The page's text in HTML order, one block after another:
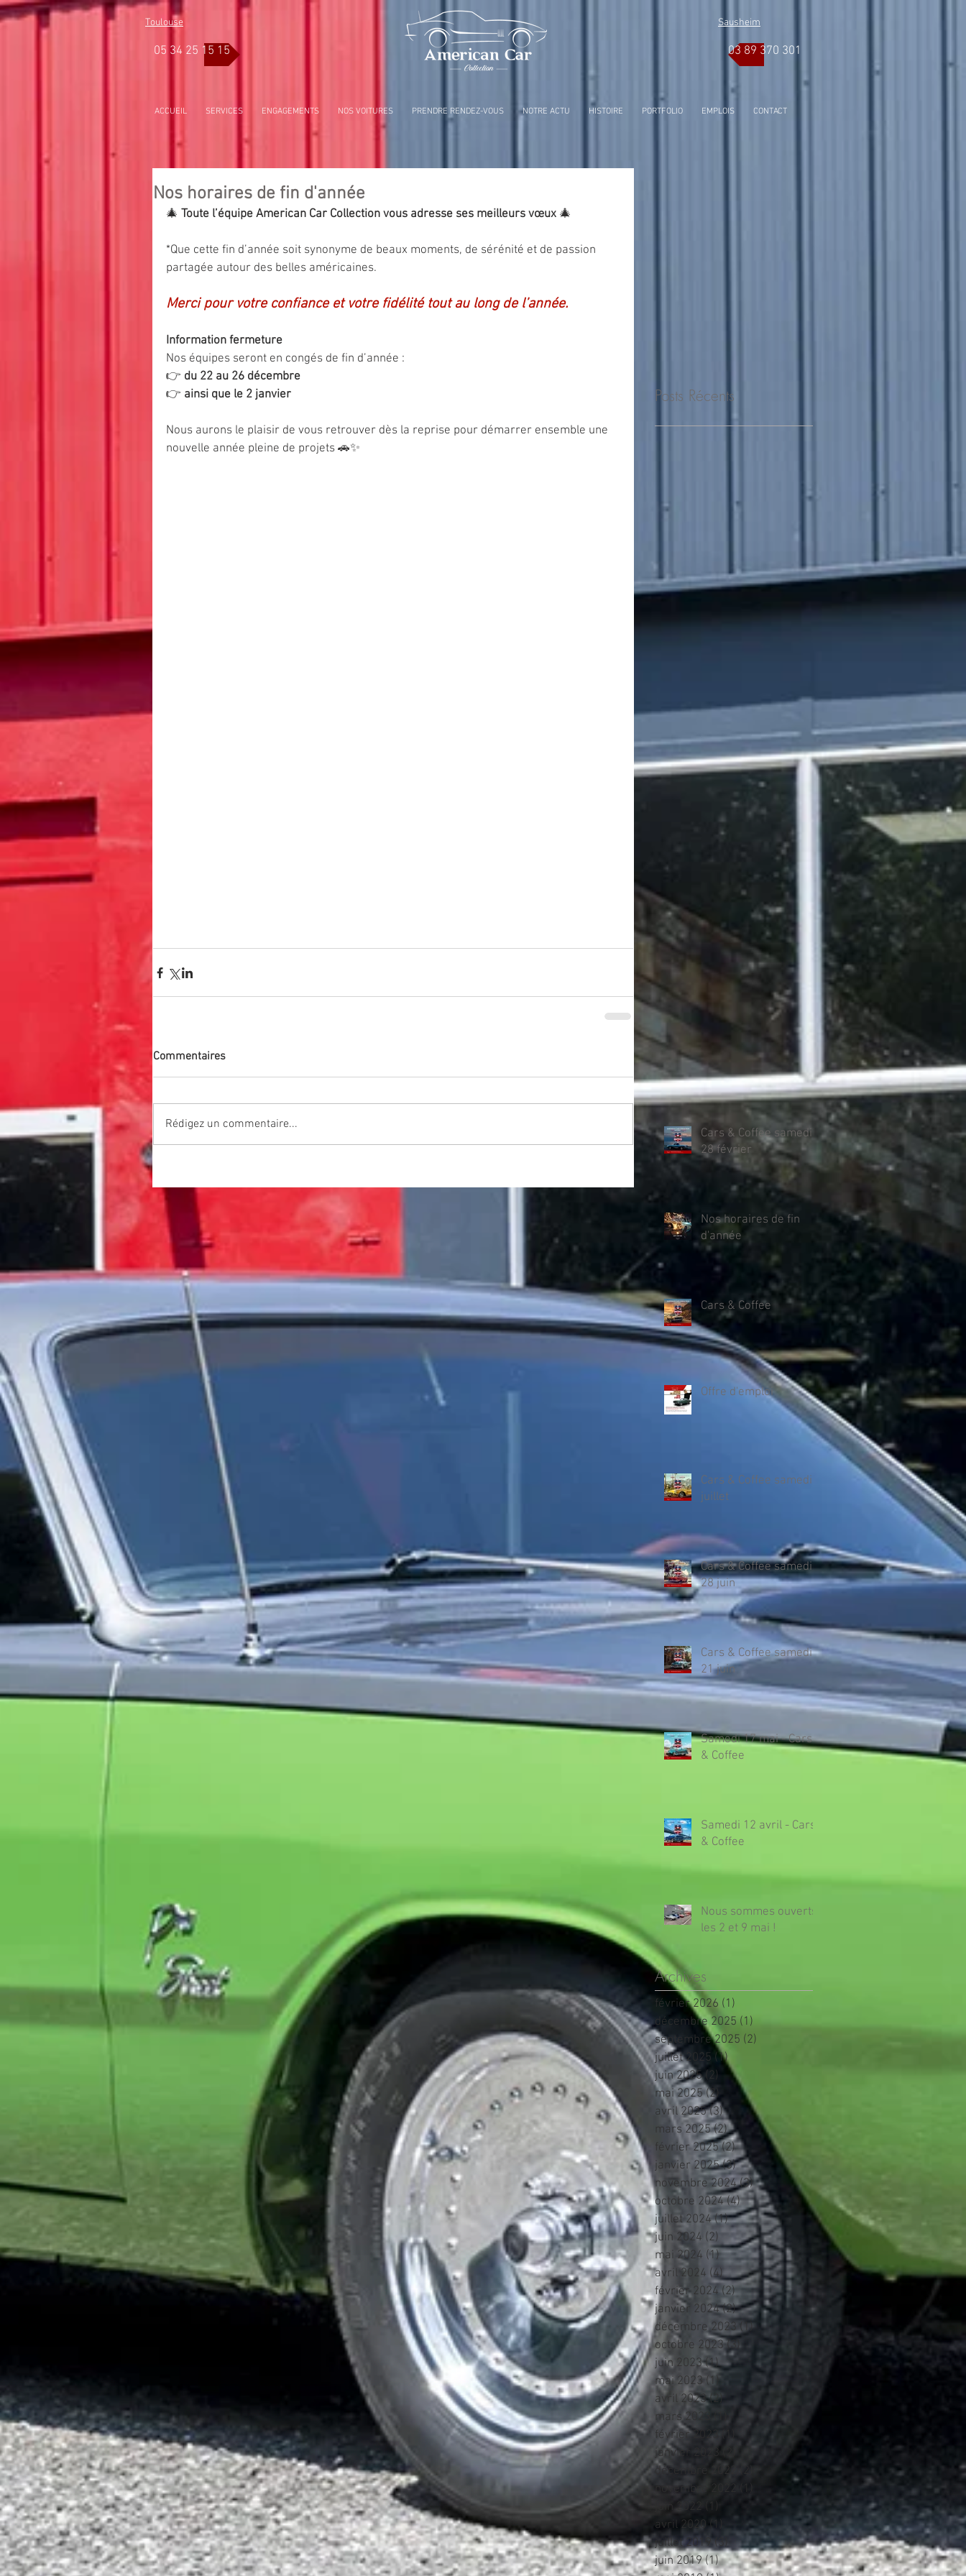
Toulouse
05 34 25 15 15
Sausheim
03 89 370 301
ACCUEIL SERVICES ENGAGEMENTS NOS VOITURES PRENDRE RENDEZ-VOUS NOTRE ACTU HISTOIRE PORTFOLIO EMPLOIS CONTACT
Nos horaires de fin d'année
🎄 Toute l’équipe American Car Collection vous adresse ses meilleurs vœux 🎄
*Que cette fin d’année soit synonyme de beaux moments, de sérénité et de passion
partagée autour des belles américaines.
Merci pour votre confiance et votre fidélité tout au long de l’année.
Information fermeture
Nos équipes seront en congés de fin d’année :
👉 du 22 au 26 décembre
👉 ainsi que le 2 janvier
Nous aurons le plaisir de vous retrouver dès la reprise pour démarrer ensemble une
nouvelle année pleine de projets 🚗✨
Commentaires
Rédigez un commentaire...
Posts Récents
Cars & Coffee samedi
28 février
Nos horaires de fin
d'année
Cars & Coffee
Offre d'emploi
Cars & Coffee samedi 5
juillet
Cars & Coffee samedi
28 juin
Cars & Coffee samedi
21 juin
Samedi 17 mai - Cars
& Coffee
Samedi 12 avril - Cars
& Coffee
Nous sommes ouverts
les 2 et 9 mai !
Archives
février 2026 (1)
décembre 2025 (1) 1 post
septembre 2025 (2)
juillet 2025 (1)1 post
juin 2025 (2) 2 posts
mai 2025 (2) 2 posts
avril 2025 (3)3 posts
mars 2025 (2)2 posts
février 2025 (2)2 posts
janvier 2025 (3)3 posts
novembre 2024 (3)3 posts
octobre 2024 (4)4 posts
juillet 2024 (1)1 post
juin 2024 (2) 2 posts
mai 2024 (1)1 post
avril 2024 (4)4 posts
février 2024 (2)2 posts
janvier 2024 (2)2 posts
décembre 2023 (1)1 post
octobre 2023 (3) 3 posts
juin 2023 (1)1 post
mai 2023 (1)1 post
avril 2023 (2)2 posts
mars 2023
1 post
février 2023
(1)
1 post
janvier 2023
2 posts
décembre 2022
novembre 2022
(1)
juin 2022
(1)
avril 2020 (1)
1 post
juillet 2019 (3)
3 posts
juin 2019 (1)1 post